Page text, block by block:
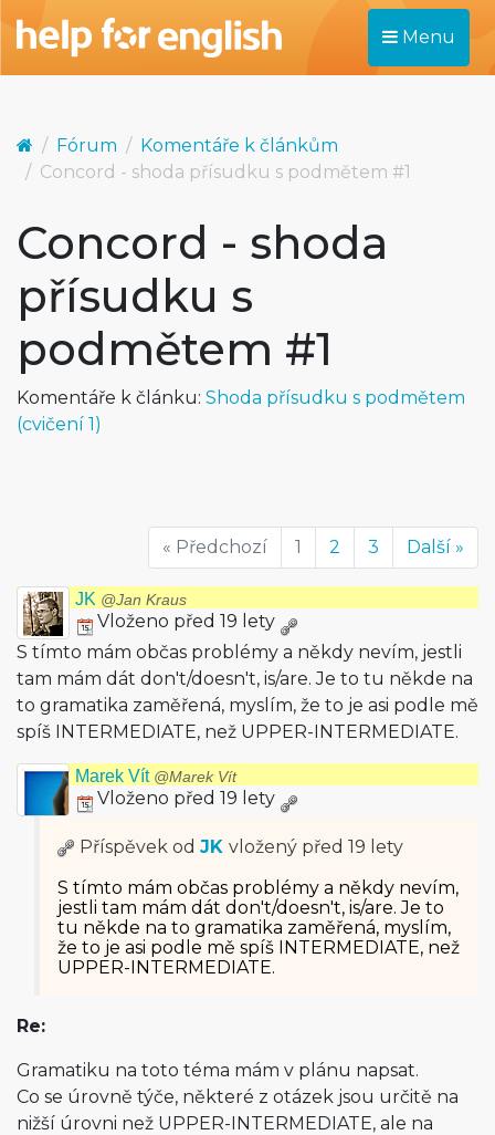
Menu
Fórum
Komentáře k článkům
Concord - shoda přísudku s podmětem #1
Concord - shoda
přísudku s
podmětem #1
Komentáře k článku: Shoda přísudku s podmětem
(cvičení 1)
« Předchozí 1 2 3 Další »
JK @Jan Kraus
Vloženo před 19 lety
S tímto mám občas problémy a někdy nevím, jestli
tam mám dát don't/doesn't, is/are. Je to tu někde na
to gramatika zaměřená, myslím, že to je asi podle mě
spíš INTERMEDIATE, než UPPER-INTERMEDIATE.
Marek Vít @Marek Vít
Vloženo před 19 lety
Příspěvek od JK vložený před 19 lety
S tímto mám občas problémy a někdy nevím,
jestli tam mám dát don't/doesn't, is/are. Je to
tu někde na to gramatika zaměřená, myslím,
že to je asi podle mě spíš INTERMEDIATE, než
UPPER-INTERMEDIATE.
Re:
Gramatiku na toto téma mám v plánu napsat.
Co se úrovně týče, některé z otázek jsou určitě na
nižší úrovni než UPPER-INTERMEDIATE, ale na